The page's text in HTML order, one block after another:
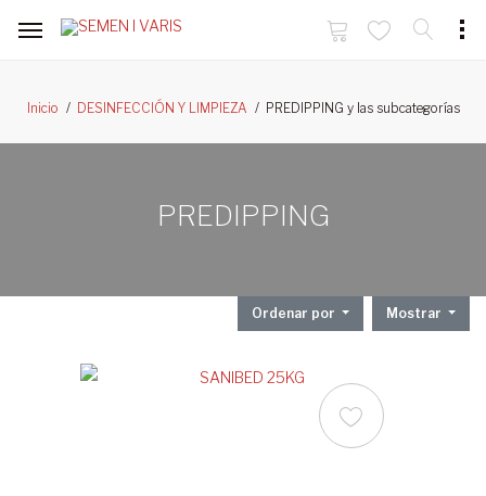
Inicio DESINFECCIÓN Y LIMPIEZA PREDIPPING y las subcategorías
PREDIPPING
Ordenar por Mostrar